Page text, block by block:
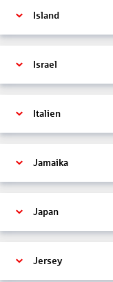
Island
Israel
Italien
Jamaika
Japan
Jersey